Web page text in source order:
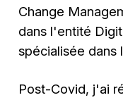
Change
dans l'entité
spécialisée dans
Post-Covid, j'ai